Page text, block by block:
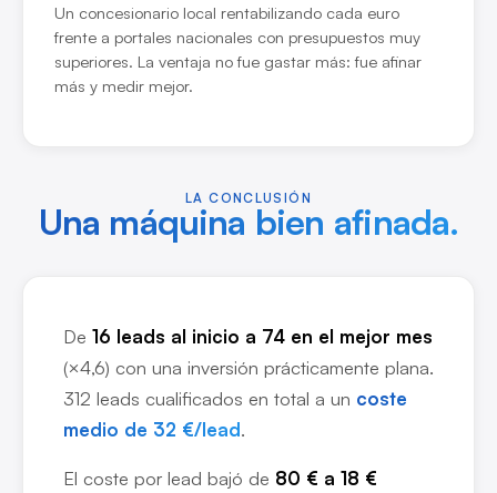
Un concesionario local rentabilizando cada euro
frente a portales nacionales con presupuestos muy
superiores. La ventaja no fue gastar más: fue afinar
más y medir mejor.
LA CONCLUSIÓN
Una máquina bien afinada.
De 16 leads al inicio a 74 en el mejor mes
(×4,6) con una inversión prácticamente plana.
312 leads cualificados en total a un coste
medio de 32 €/lead.
El coste por lead bajó de 80 € a 18 €